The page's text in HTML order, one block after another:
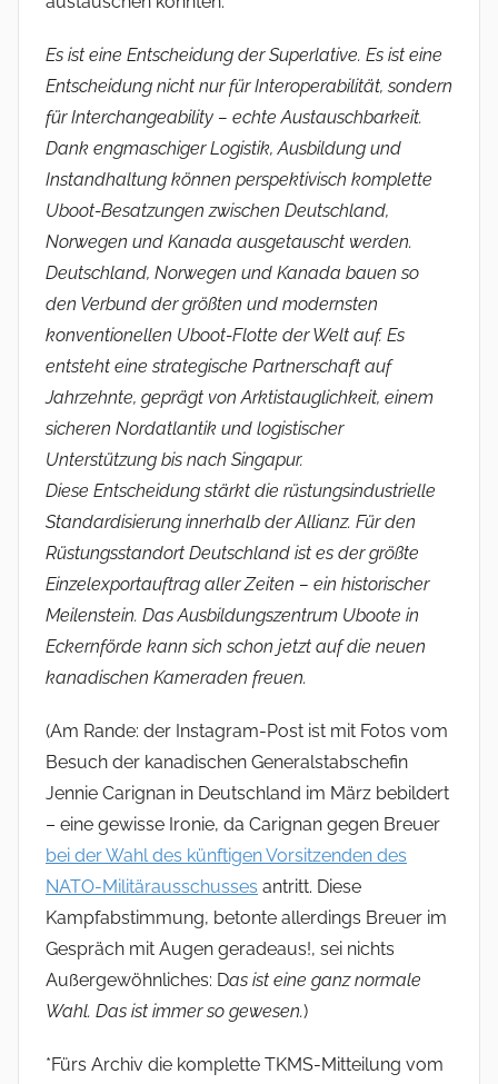
Es ist eine Entscheidung der Superlative. Es ist eine
Entscheidung nicht nur für Interoperabilität, sondern
für Interchangeability – echte Austauschbarkeit.
Dank engmaschiger Logistik, Ausbildung und
Instandhaltung können perspektivisch komplette
Uboot-Besatzungen zwischen Deutschland,
Norwegen und Kanada ausgetauscht werden.
Deutschland, Norwegen und Kanada bauen so
den Verbund der größten und modernsten
konventionellen Uboot-Flotte der Welt auf. Es
entsteht eine strategische Partnerschaft auf
Jahrzehnte, geprägt von Arktistauglichkeit, einem
sicheren Nordatlantik und logistischer
Unterstützung bis nach Singapur.
Diese Entscheidung stärkt die rüstungsindustrielle
Standardisierung innerhalb der Allianz. Für den
Rüstungsstandort Deutschland ist es der größte
Einzelexportauftrag aller Zeiten – ein historischer
Meilenstein. Das Ausbildungszentrum Uboote in
Eckernförde kann sich schon jetzt auf die neuen
kanadischen Kameraden freuen.
(Am Rande: der Instagram-Post ist mit Fotos vom
Besuch der kanadischen Generalstabschefin
Jennie Carignan in Deutschland im März bebildert
– eine gewisse Ironie, da Carignan gegen Breuer
bei der Wahl des künftigen Vorsitzenden des
NATO-Militärausschusses antritt. Diese
Kampfabstimmung, betonte allerdings Breuer im
Gespräch mit Augen geradeaus!, sei nichts
Außergewöhnliches: Das ist eine ganz normale
Wahl. Das ist immer so gewesen.)
*Fürs Archiv die komplette TKMS-Mitteilung vom